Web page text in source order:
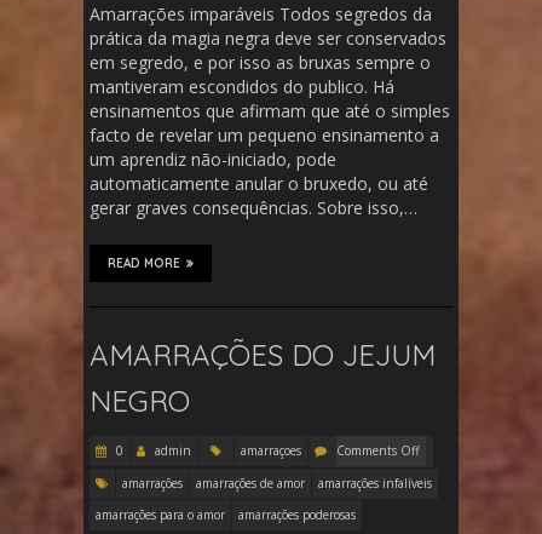
Amarrações imparáveis Todos segredos da
prática da magia negra deve ser conservados
em segredo, e por isso as bruxas sempre o
mantiveram escondidos do publico. Há
ensinamentos que afirmam que até o simples
facto de revelar um pequeno ensinamento a
um aprendiz não-iniciado, pode
automaticamente anular o bruxedo, ou até
gerar graves consequências. Sobre isso,…
READ MORE
AMARRAÇÕES DO JEJUM
NEGRO
0 admin amarraçoes
Comments Off
amarrações
amarrações de amor
amarrações infalíveis
amarrações para o amor
amarrações poderosas